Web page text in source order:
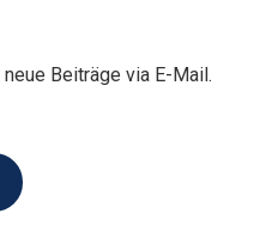
Beiträge via E-Mail.